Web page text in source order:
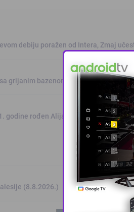
debiju poražen od Intera, Zmaj
grijanim bazenom
godine rođen Alija Izetbegović, lider ko
(8.8.2026.)